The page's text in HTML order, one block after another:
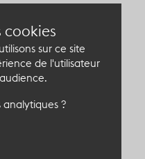
comme
vidé de son
totalement
votre créativité.
de produits
lumineux et
vos créations.
cookies
sur ce site
de l'utilisateur
analytiques ?